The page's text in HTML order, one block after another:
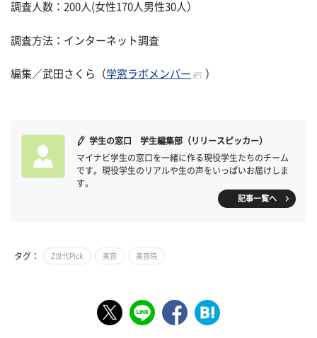
調査人数：200人(女性170人男性30人）
調査方法：インターネット調査
編集／武田さくら（ 学窓ラボメンバー ）
学生の窓口 学生編集部（リリースピッカー）
マイナビ学生の窓口を一緒に作る現役学生たちのチーム
です。現役学生のリアルや生の声をいっぱいお届けしま
す。
記事一覧へ
タグ： Z世代Pick 美容 美容院